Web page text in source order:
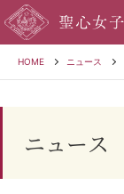
HOME ニュース
ニュース